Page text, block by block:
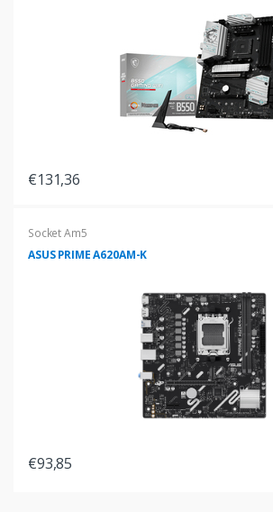
€131,36
Socket Am5
ASUS PRIME A620AM-K
€93,85